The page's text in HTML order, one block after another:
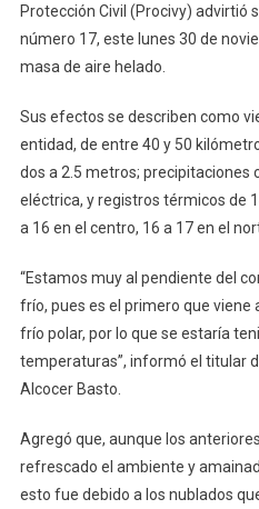
Lluvia,
Viento
De
Temperatura
Protección Civil (Procivy) advirtió
número 17, este lunes 30 de
masa de aire helado.
Sus efectos se describen como
entidad, de entre 40 y 50
dos a 2.5 metros; precipitaciones
eléctrica, y registros térmicos de
a 16 en el centro, 16 a 17 en el
“Estamos muy al pendiente del
frío, pues es el primero que viene
frío polar, por lo que se estaría
temperaturas”, informó el titular
Alcocer Basto.
Agregó que, aunque los
refrescado el ambiente y
esto fue debido a los nublados